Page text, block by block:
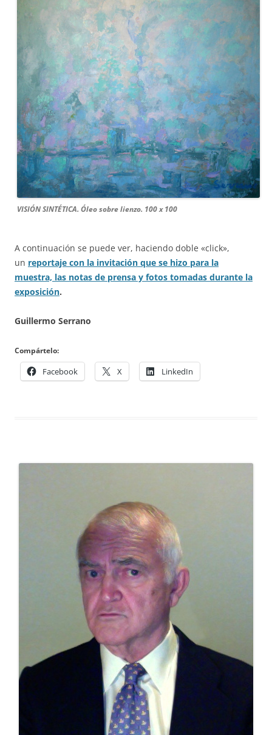
VISIÓN SINTÉTICA. Óleo sobre lienzo. 100 x 100
A continuación se puede ver, haciendo doble «click»,
un reportaje con la invitación que se hizo para la
muestra, las notas de prensa y fotos tomadas durante la
exposición.
Guillermo Serrano
Compártelo:
Facebook X LinkedIn